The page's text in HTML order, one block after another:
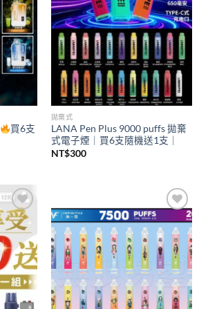
買6支
拋棄式
LANA Pen Plus 9000 puffs 拋棄
式電子煙｜買6支隨機送1支｜
NT$300
Add to
wishlist
Add to
wishlist